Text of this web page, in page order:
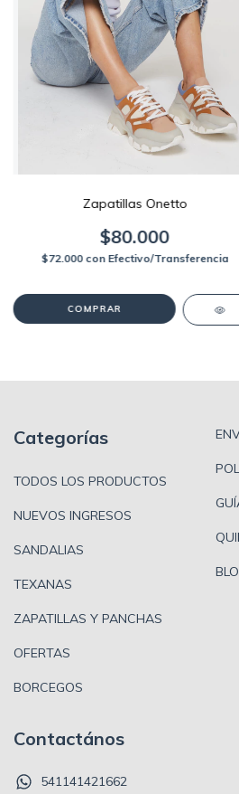
Zapatillas Onetto
$80.000
$72.000 con Efectivo/Transferencia
COMPRAR
Categorías
TODOS LOS PRODUCTOS
NUEVOS INGRESOS
SANDALIAS
TEXANAS
ZAPATILLAS Y PANCHAS
OFERTAS
BORCEGOS
Contactános
541141421662